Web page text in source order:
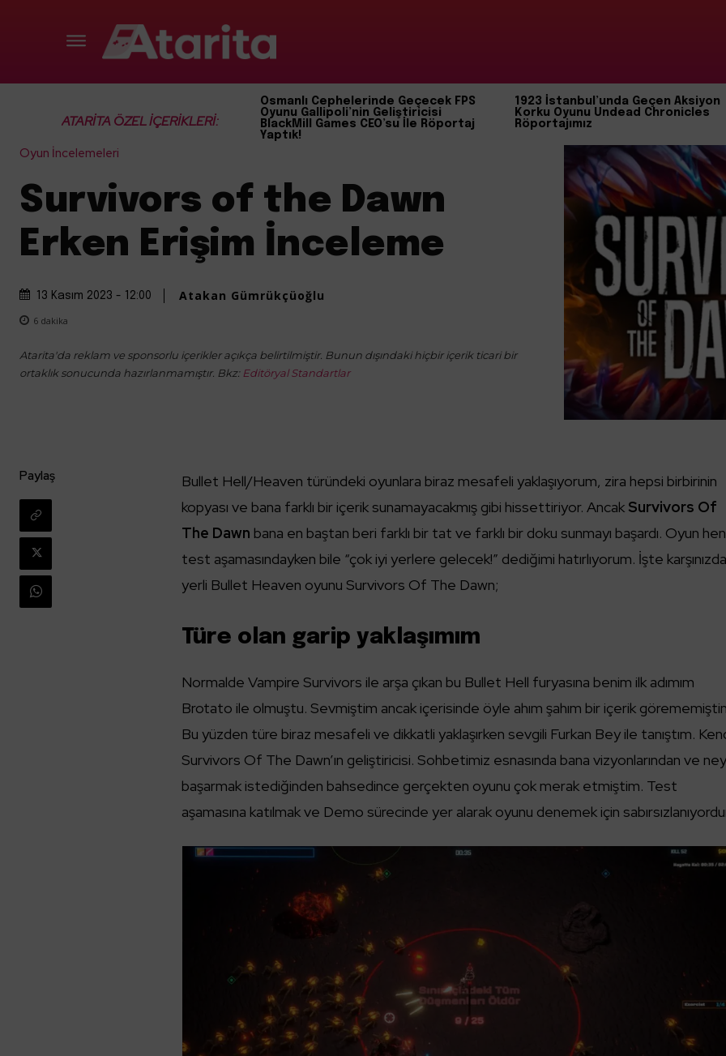
ATARİTA ÖZEL İÇERİKLERİ:
Osmanlı Cephelerinde Geçecek FPS
Oyunu Gallipoli’nin Geliştiricisi
BlackMill Games CEO’su İle Röportaj
Yaptık!
1923 İstanbul’unda Geçen Aksiyon
Korku Oyunu Undead Chronicles
Röportajımız
Oyun İncelemeleri
Survivors of the Dawn
Erken Erişim İnceleme
13 Kasım 2023 - 12:00 Atakan Gümrükçüoğlu
6 dakika
Atarita'da reklam ve sponsorlu içerikler açıkça belirtilmiştir. Bunun dışındaki hiçbir içerik ticari bir
ortaklık sonucunda hazırlanmamıştır. Bkz:Editöryal Standartlar
Paylaş
Bullet Hell/Heaven türündeki oyunlara biraz mesafeli yaklaşıyorum, zira hepsi birbirinin
kopyası ve bana farklı bir içerik sunamayacakmış gibi hissettiriyor. Ancak Survivors Of
The Dawn bana en baştan beri farklı bir tat ve farklı bir doku sunmayı başardı. Oyun
test aşamasındayken bile “çok iyi yerlere gelecek!” dediğimi hatırlıyorum. İşte
yerli Bullet Heaven oyunu Survivors Of The Dawn;
Türe olan garip yaklaşımım
Normalde Vampire Survivors ile arşa çıkan bu Bullet Hell furyasına benim ilk adımım
Brotato ile olmuştu. Sevmiştim ancak içerisinde öyle ahım şahım bir içerik
Bu yüzden türe biraz mesafeli ve dikkatli yaklaşırken sevgili Furkan Bey ile tanıştım.
Survivors Of The Dawn’ın geliştiricisi. Sohbetimiz esnasında bana vizyonlarından ve
başarmak istediğinden bahsedince gerçekten oyunu çok merak etmiştim. Test
aşamasına katılmak ve Demo sürecinde yer alarak oyunu denemek için